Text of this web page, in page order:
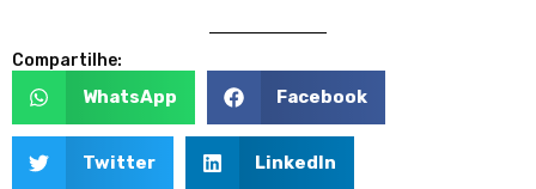
Compartilhe:
WhatsApp Facebook
Twitter LinkedIn